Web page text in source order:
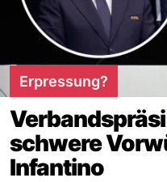
Erpressung?
schwere
Infantino